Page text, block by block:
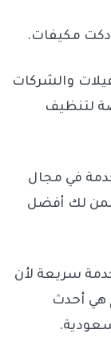
دكت مكيفات.
والشركات
لتنظيف
في مجال
لك أفضل
سريعة لأن
هي أحدث